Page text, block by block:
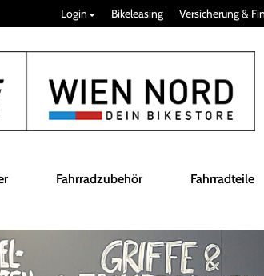
Login Bikeleasing Versicherung &
Fahrradzubehör Fahrradteile